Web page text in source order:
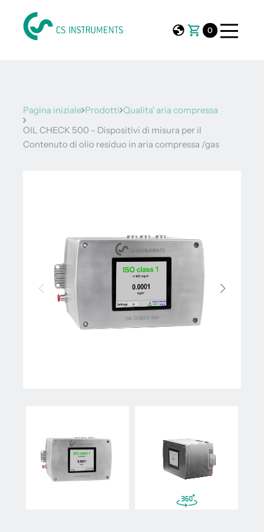
0
Pagina iniziale Prodotti Qualita' aria compressa
OIL CHECK 500 - Dispositivi di misura per il
Contenuto di olio residuo in aria compressa /gas